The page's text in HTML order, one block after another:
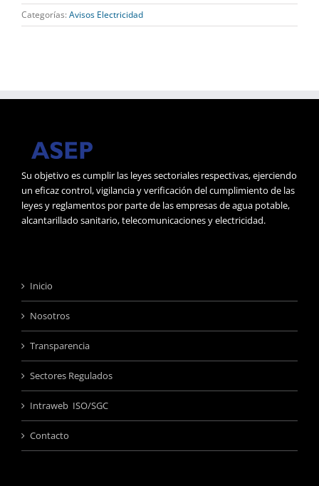
Categorías: Avisos Electricidad
Su objetivo es cumplir las leyes sectoriales respectivas, ejerciendo
un eficaz control, vigilancia y verificación del cumplimiento de las
leyes y reglamentos por parte de las empresas de agua potable,
alcantarillado sanitario, telecomunicaciones y electricidad.
Inicio
Nosotros
Transparencia
Sectores Regulados
Intraweb ISO/SGC
Contacto